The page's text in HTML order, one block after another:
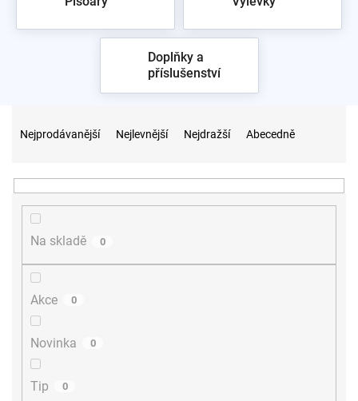
Doplňky a
příslušenství
n
Nejprodávanější Nejlevnější Nejdražší Abecedně
Na skladě 0
Akce 0
Novinka 0
Tip 0